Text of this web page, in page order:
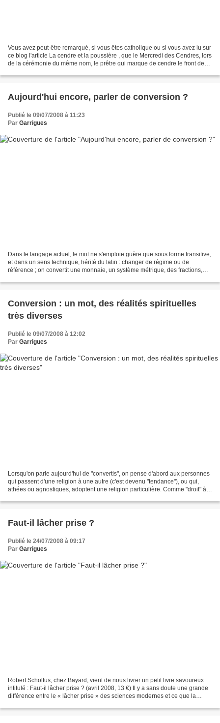
Vous avez peut-être remarqué, si vous êtes catholique ou si vous avez lu sur
ce blog l'article La cendre et la poussière , que le Mercredi des Cendres, lors
de la cérémonie du même nom, le prêtre qui marque de cendre le front des
Aujourd'hui encore, parler de conversion ?
Publié le 09/07/2008 à 11:23
Par Garrigues
Dans le langage actuel, le mot ne s'emploie guère que sous forme transitive,
et dans un sens technique, hérité du latin : changer de régime ou de
référence ; on convertit une monnaie, un système métrique, des fractions,
Conversion : un mot, des réalités spirituelles
très diverses
Publié le 09/07/2008 à 12:02
Par Garrigues
Lorsqu'on parle aujourd'hui de "convertis", on pense d'abord aux personnes
qui passent d'une religion à une autre (c'est devenu "tendance"), ou qui,
athées ou agnostiques, adoptent une religion particulière. Comme "droit" à
Faut-il lâcher prise ?
Publié le 24/07/2008 à 09:17
Par Garrigues
Robert Scholtus, chez Bayard, vient de nous livrer un petit livre savoureux
intitulé : Faut-il lâcher prise ? (avril 2008, 13 €) Il y a sans doute une grande
différence entre le « lâcher prise » des sciences modernes et ce que la